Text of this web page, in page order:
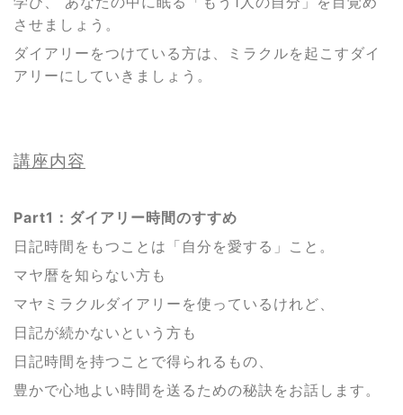
させましょう。
ダイアリーをつけている方は、ミラクルを起こすダイ
アリーにしていきましょう。
講座内容
Part1：ダイアリー時間のすすめ
日記時間をもつことは「自分を愛する」こと。
マヤ暦を知らない方も
マヤミラクルダイアリーを使っているけれど、
日記が続かないという方も
日記時間を持つことで得られるもの、
豊かで心地よい時間を送るための秘訣をお話します。